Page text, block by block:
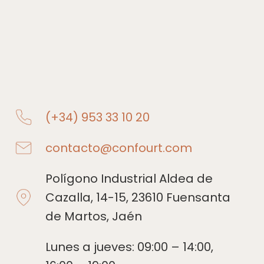
(+34) 953 33 10 20
contacto@confourt.com
Polígono Industrial Aldea de
Cazalla, 14-15, 23610 Fuensanta
de Martos, Jaén
Lunes a jueves: 09:00 – 14:00,